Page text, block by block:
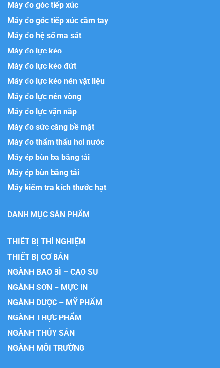
Máy đo góc tiếp xúc
Máy đo góc tiếp xúc cầm tay
Máy đo hệ số ma sát
Máy đo lực kéo
Máy đo lực kéo đứt
Máy đo lực kéo nén vật liệu
Máy đo lực nén vòng
Máy đo lực vặn nắp
Máy đo sức căng bề mặt
Máy đo thẩm thấu hơi nước
Máy ép bùn ba băng tải
Máy ép bùn băng tải
Máy kiểm tra kích thước hạt
DANH MỤC SẢN PHẨM
THIẾT BỊ THÍ NGHIỆM
THIẾT BỊ CƠ BẢN
NGÀNH BAO BÌ – CAO SU
NGÀNH SƠN – MỰC IN
NGÀNH DƯỢC – MỸ PHẨM
NGÀNH THỰC PHẨM
NGÀNH THỦY SẢN
NGÀNH MÔI TRƯỜNG